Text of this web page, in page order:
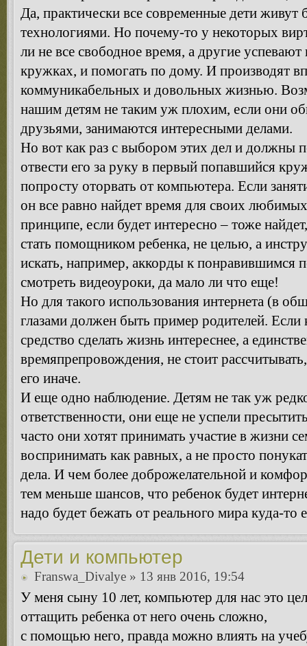
Да, практически все современные дети
технологиями. Но почему-то у некоторых
ли не все свободное время, а другие успевают
кружках, и помогать по дому. И производят
коммуникабельных и довольных жизнью.
нашим детям не таким уж плохим, если они
друзьями, занимаются интересными делами.
Но вот как раз с выбором этих дел и должны
отвести его за руку в первый попавшийся
попросту оторвать от компьютера. Если
он все равно найдет время для своих
принципе, если будет интересно – тоже
стать помощником ребенка, не целью, а
искать, например, аккорды к понравившимся
смотреть видеоуроки, да мало ли что еще!
Но для такого использования интернета (в
глазами должен быть пример родителей.
средство сделать жизнь интереснее, а
времяпрепровождения, не стоит
его иначе.
И еще одно наблюдение. Детям не так уж
ответственности, они еще не успели
часто они хотят принимать участие в жизни
воспринимать как равных, а не просто
дела. И чем более доброжелательной и
тем меньше шансов, что ребенок будет
надо будет бежать от реального мира куда-то
Дети и компьютер
Franswa_Divalye » 13 янв 2016, 19:54
У меня сыну 10 лет, компьютер для нас это
оттащить ребенка от него очень сложно,
с помощью него, правда можно влиять на